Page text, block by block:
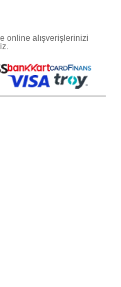
online alışverişlerinizi